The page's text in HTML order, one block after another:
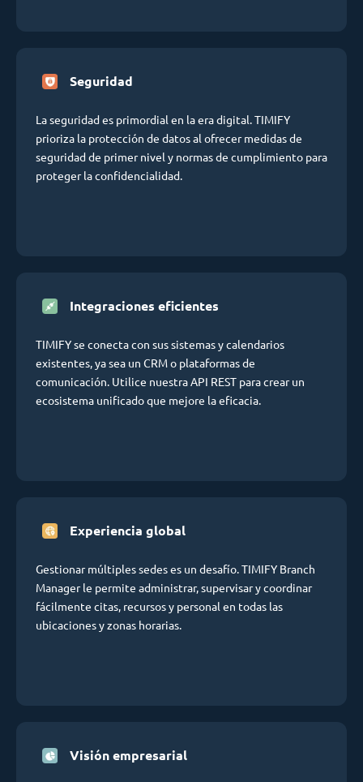
Seguridad
La seguridad es primordial en la era digital. TIMIFY
prioriza la protección de datos al ofrecer medidas de
seguridad de primer nivel y normas de cumplimiento para
proteger la confidencialidad.
Integraciones eficientes
TIMIFY se conecta con sus sistemas y calendarios
existentes, ya sea un CRM o plataformas de
comunicación. Utilice nuestra API REST para crear un
ecosistema unificado que mejore la eficacia.
Experiencia global
Gestionar múltiples sedes es un desafío. TIMIFY Branch
Manager le permite administrar, supervisar y coordinar
fácilmente citas, recursos y personal en todas las
ubicaciones y zonas horarias.
Visión empresarial